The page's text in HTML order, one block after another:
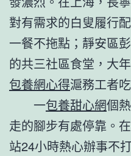
對有需求的白叟履行
一餐不拖點；靜安區
的共三社區食堂，大
包養網心得滬務工者
一包養甜心網個
走的腳步有處停靠。
站24小時熱心辦事不